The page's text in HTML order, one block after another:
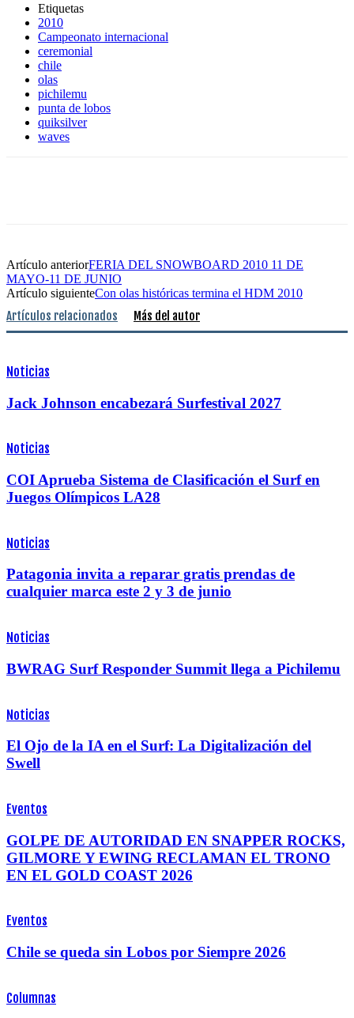
Etiquetas
2010
Campeonato internacional
ceremonial
chile
olas
pichilemu
punta de lobos
quiksilver
waves
Artículo anteriorFERIA DEL SNOWBOARD 2010 11 DE
MAYO-11 DE JUNIO
Artículo siguienteCon olas históricas termina el HDM 2010
Artículos relacionados Más del autor
Noticias
Jack Johnson encabezará Surfestival 2027
Noticias
COI Aprueba Sistema de Clasificación el Surf en
Juegos Olímpicos LA28
Noticias
Patagonia invita a reparar gratis prendas de
cualquier marca este 2 y 3 de junio
Noticias
BWRAG Surf Responder Summit llega a Pichilemu
Noticias
El Ojo de la IA en el Surf: La Digitalización del
Swell
Eventos
GOLPE DE AUTORIDAD EN SNAPPER ROCKS,
GILMORE Y EWING RECLAMAN EL TRONO
EN EL GOLD COAST 2026
Eventos
Chile se queda sin Lobos por Siempre 2026
Columnas